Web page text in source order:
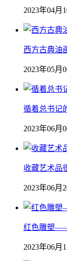
2023年04月
西方古典油
2023年05月
循着总书记
2023年06月
收藏艺术品
2023年06月
红色雕塑
2023年06月